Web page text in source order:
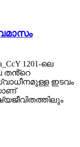
1201-ലെ
തൻ്റെ
ഇടവം